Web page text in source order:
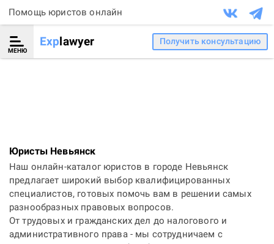
Помощь юристов онлайн
МЕНЮ
Explawyer Получить консультацию
Юристы Невьянск
Наш онлайн-каталог юристов в городе Невьянск
предлагает широкий выбор квалифицированных
специалистов, готовых помочь вам в решении самых
разнообразных правовых вопросов.
От трудовых и гражданских дел до налогового и
административного права - мы сотрудничаем с